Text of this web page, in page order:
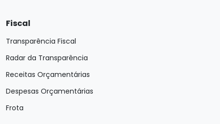
Fiscal
Transparência Fiscal
Radar da Transparência
Receitas Orçamentárias
Despesas Orçamentárias
Frota